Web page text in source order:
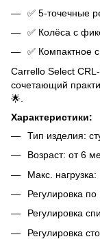
✅ 5-точечные
✅ Колёса с
✅ Компактное
Carrello Select
сочетающий
🌟.
Характеристики:
Тип изделия:
Возраст: от 6
Макс. нагрузка:
Регулировка
Регулировка
Регулировка